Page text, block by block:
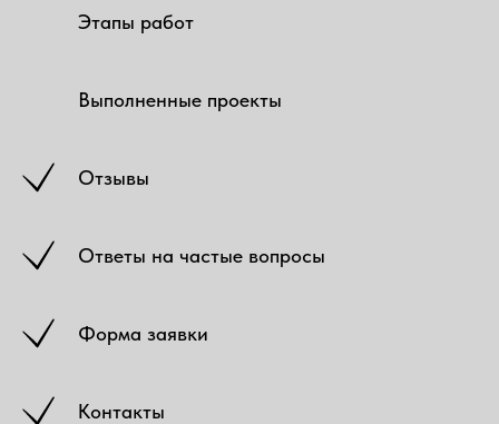
Этапы работ
Выполненные проекты
Отзывы
Ответы на частые вопросы
Форма заявки
Контакты